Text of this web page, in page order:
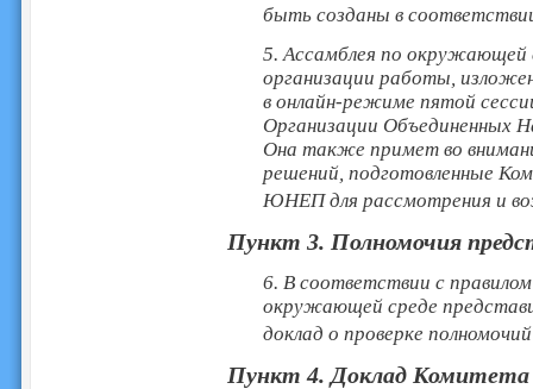
быть созданы в
5. Ассамблея по окружающей
организации работы,
в онлайн-режиме пятой
Организации Объединенных
Она также примет во
решений, подготовленные
ЮНЕП для рассмотрения и
Пункт 3. Полномочия
6. В соответствии с
окружающей среде
доклад о проверке
Пункт4. Доклад